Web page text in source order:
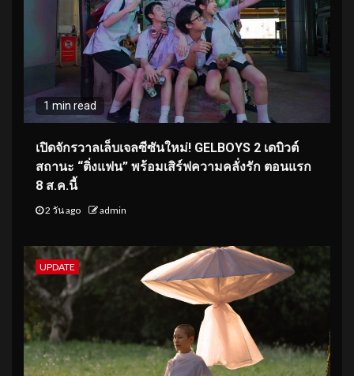
1 min read
เปิดจักรวาลเล็บเจลซีซันใหม่! GELBOYS 2 เดบิวต์
สถานะ “ติ่งแฟน” พร้อมเสิร์ฟความคลั่งรัก ตอนแรก
8 ส.ค.นี้
2 วัน ago admin
UPDATE